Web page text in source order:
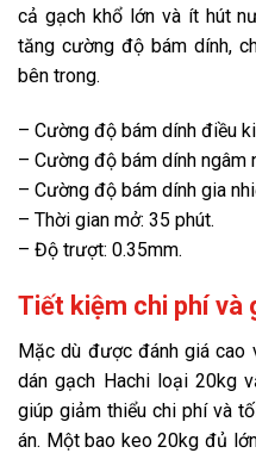
cả gạch khổ lớn và ít hút
tăng cường độ bám dính,
bên trong.
– Cường độ bám dính điều
– Cường độ bám dính ngâm
– Cường độ bám dính gia
– Thời gian mở: 35 phút.
– Độ trượt: 0.35mm.
Tiết kiệm chi phí và
Mặc dù được đánh giá cao
dán gạch Hachi loại 20kg
giúp giảm thiểu chi phí và
án. Một bao keo 20kg đủ